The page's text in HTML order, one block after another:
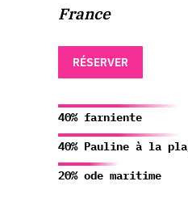
France
RÉSERVER
40% farniente
40% Pauline à la
20% ode maritime